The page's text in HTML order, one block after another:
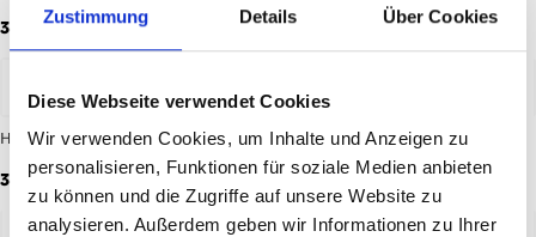
Zustimmung Details Über Cookies
Diese Webseite verwendet Cookies
Wir verwenden Cookies, um Inhalte und Anzeigen zu
personalisieren, Funktionen für soziale Medien anbieten
zu können und die Zugriffe auf unsere Website zu
analysieren. Außerdem geben wir Informationen zu Ihrer
34,95 € 39,95 €
Heimshorts 26/27 Kinder
34,95 €
Hipbag Logo
39,95 €